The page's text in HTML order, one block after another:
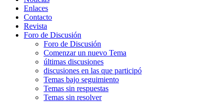
Enlaces
Contacto
Revista
Foro de Discusión
Foro de Discusión
Comenzar un nuevo Tema
últimas discusiones
discusiones en las que participó
Temas bajo seguimiento
Temas sin respuestas
Temas sin resolver